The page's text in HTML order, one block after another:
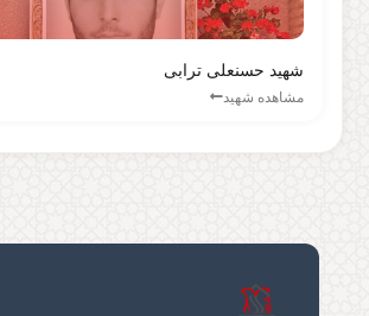
شهید حسنعلی ترابی
مشاهده شهید